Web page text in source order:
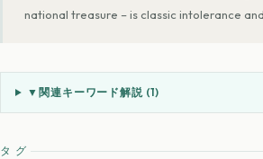
national treasure – is classic intolerance
▼ 関連キーワード解説 (1)
タグ